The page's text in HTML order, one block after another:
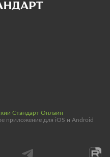
Стандарт Онлайн
приложение для iOS и Android